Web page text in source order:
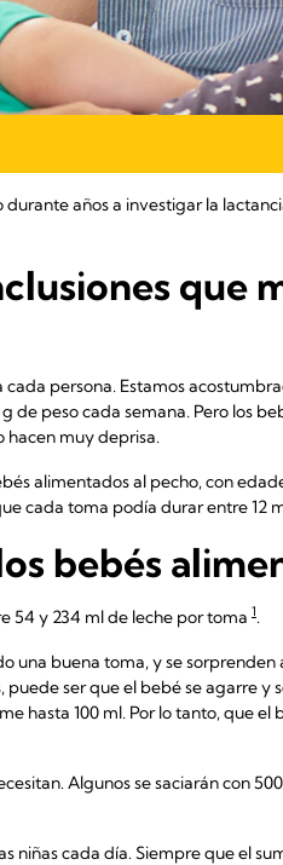
años a investigar la
que
persona. Estamos
de peso cada semana. Pero los
hacen muy deprisa.
alimentados al pecho, con
cada toma podía durar entre 12
bebés
54 y 234 ml de leche por toma 1.
una buena toma, y se
ser que el bebé se agarre y
hasta 100 ml. Por lo tanto, que
Algunos se saciarán con
niñas cada día. Siempre que el